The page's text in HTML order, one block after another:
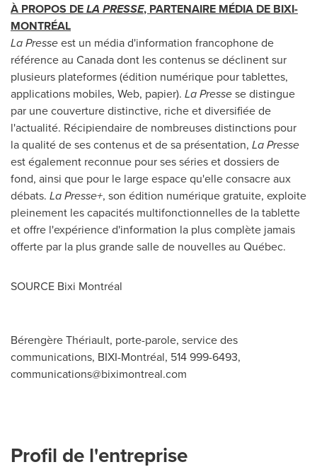
À PROPOS DELA PRESSE, PARTENAIRE MÉDIA DE BIXI-
MONTRÉAL
La Presseest un média d'information francophone de
référence au Canadadont les contenus se déclinent sur
plusieurs plateformes (édition numérique pour tablettes,
applications mobiles, Web, papier). La Pressese distingue
par une couverture distinctive, riche et diversifiée de
l'actualité. Récipiendaire de nombreuses distinctions pour
la qualité de ses contenus et de sa présentation, La Presse
est également reconnue pour ses séries et dossiers de
fond, ainsi que pour le large espace qu'elle consacre aux
débats. La Presse+, son édition numérique gratuite, exploite
pleinement les capacités multifonctionnelles de la tablette
et offre l'expérience d'information la plus complète jamais
offerte par la plus grande salle de nouvelles au Québec.
SOURCE Bixi Montréal
Bérengère Thériault, porte-parole, service des
communications, BIXI-Montréal, 514 999-6493,
communications@biximontreal.com
Profil de l'entreprise